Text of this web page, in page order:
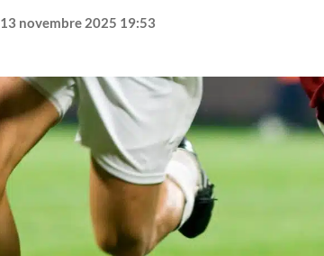
13 novembre 2025 19:53